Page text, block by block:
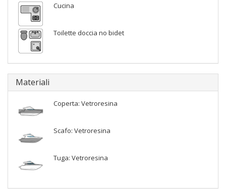
Cucina
Toilette doccia no bidet
Materiali
Coperta: Vetroresina
Scafo: Vetroresina
Tuga: Vetroresina